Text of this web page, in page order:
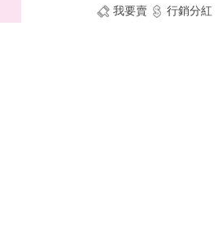
我要賣 行銷分紅